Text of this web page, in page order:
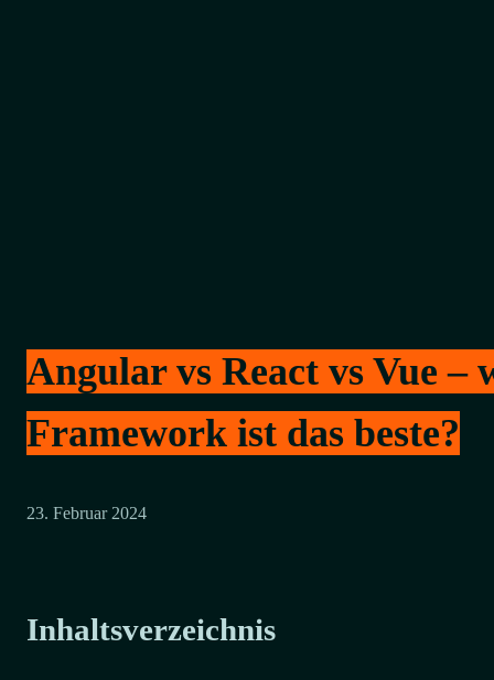
Angular vs React vs Vue –
Framework ist das beste?
23. Februar 2024
Inhaltsverzeichnis